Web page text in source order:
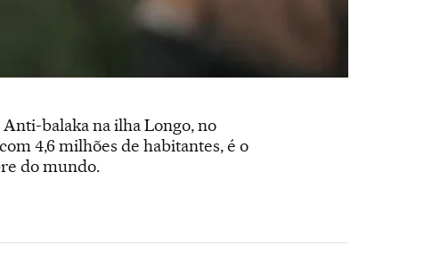
balaka na ilha Longo, no
4,6 milhões de habitantes, é o
do mundo.